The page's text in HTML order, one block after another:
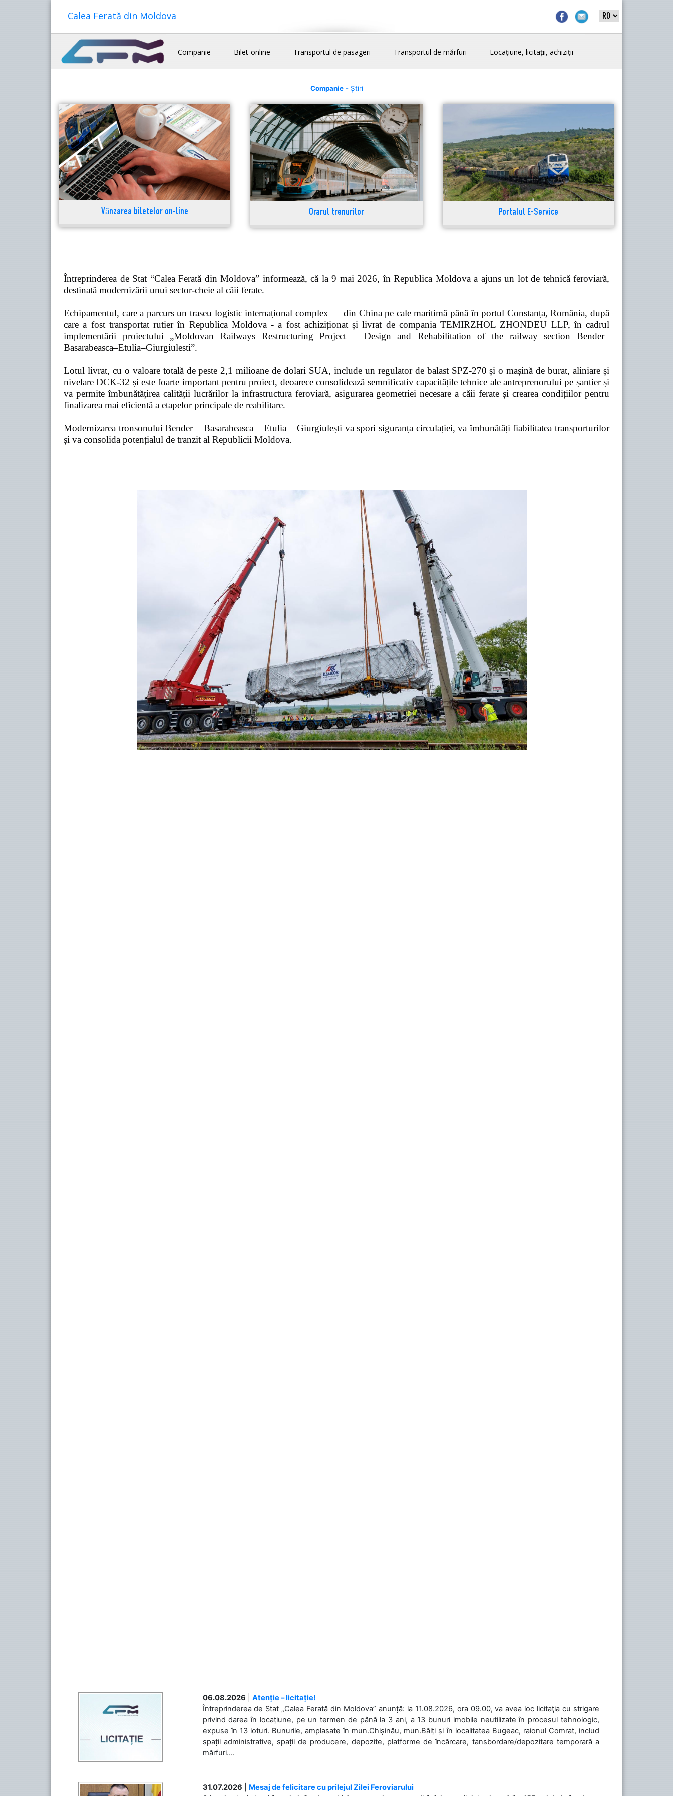
Calea Ferată din Moldova
Companie Bilet-online Transportul de pasageri Transportul de mărfuri Locațiune, licitații, achiziții
Companie- Știri
Vânzarea biletelor on-line Orarul trenurilor Portalul E-Service
Întreprinderea de Stat “Calea Ferată din Moldova” informează, că la 9 mai 2026, în Republica Moldova a ajuns un lot de tehnică feroviară,
destinată modernizării unui sector-cheie al căii ferate.
Echipamentul, care a parcurs un traseu logistic internațional complex — din China pe cale maritimă până în portul Constanța, România, după
care a fost transportat rutier în Republica Moldova - a fost achiziționat și livrat de compania TEMIRZHOL ZHONDEU LLP, în cadrul
implementării proiectului „Moldovan Railways Restructuring Project – Design and Rehabilitation of the railway section Bender–
Basarabeasca–Etulia–Giurgiulesti”.
Lotul livrat, cu o valoare totală de peste 2,1 milioane de dolari SUA, include un regulator de balast SPZ-270 și o mașină de burat, aliniare și
nivelare DCK-32 și este foarte important pentru proiect, deoarece consolidează semnificativ capacitățile tehnice ale antreprenorului pe șantier și
va permite îmbunătățirea calității lucrărilor la infrastructura feroviară, asigurarea geometriei necesare a căii ferate și crearea condițiilor pentru
finalizarea mai eficientă a etapelor principale de reabilitare.
Modernizarea tronsonului Bender – Basarabeasca – Etulia – Giurgiulești va spori siguranța circulației, va îmbunătăți fiabilitatea transporturilor
și va consolida potențialul de tranzit al Republicii Moldova.
06.08.2026
Atenție – licitație!
Întreprinderea de Stat „Calea Ferată din Moldova” anunță: la 11.08.2026, ora 09.00, va avea loc licitaţia cu strigare
privind darea în locațiune, pe un termen de până la 3 ani, a 13 bunuri imobile neutilizate în procesul tehnologic,
expuse în 13 loturi. Bunurile, amplasate în mun.Chișinău, mun.Bălți și în localitatea Bugeac, raionul Comrat, includ
spații administrative, spații de producere, depozite, platforme de încărcare, tansbordare/depozitare temporară a
mărfuri....
31.07.2026
Mesaj de felicitare cu prilejul Zilei Feroviarului